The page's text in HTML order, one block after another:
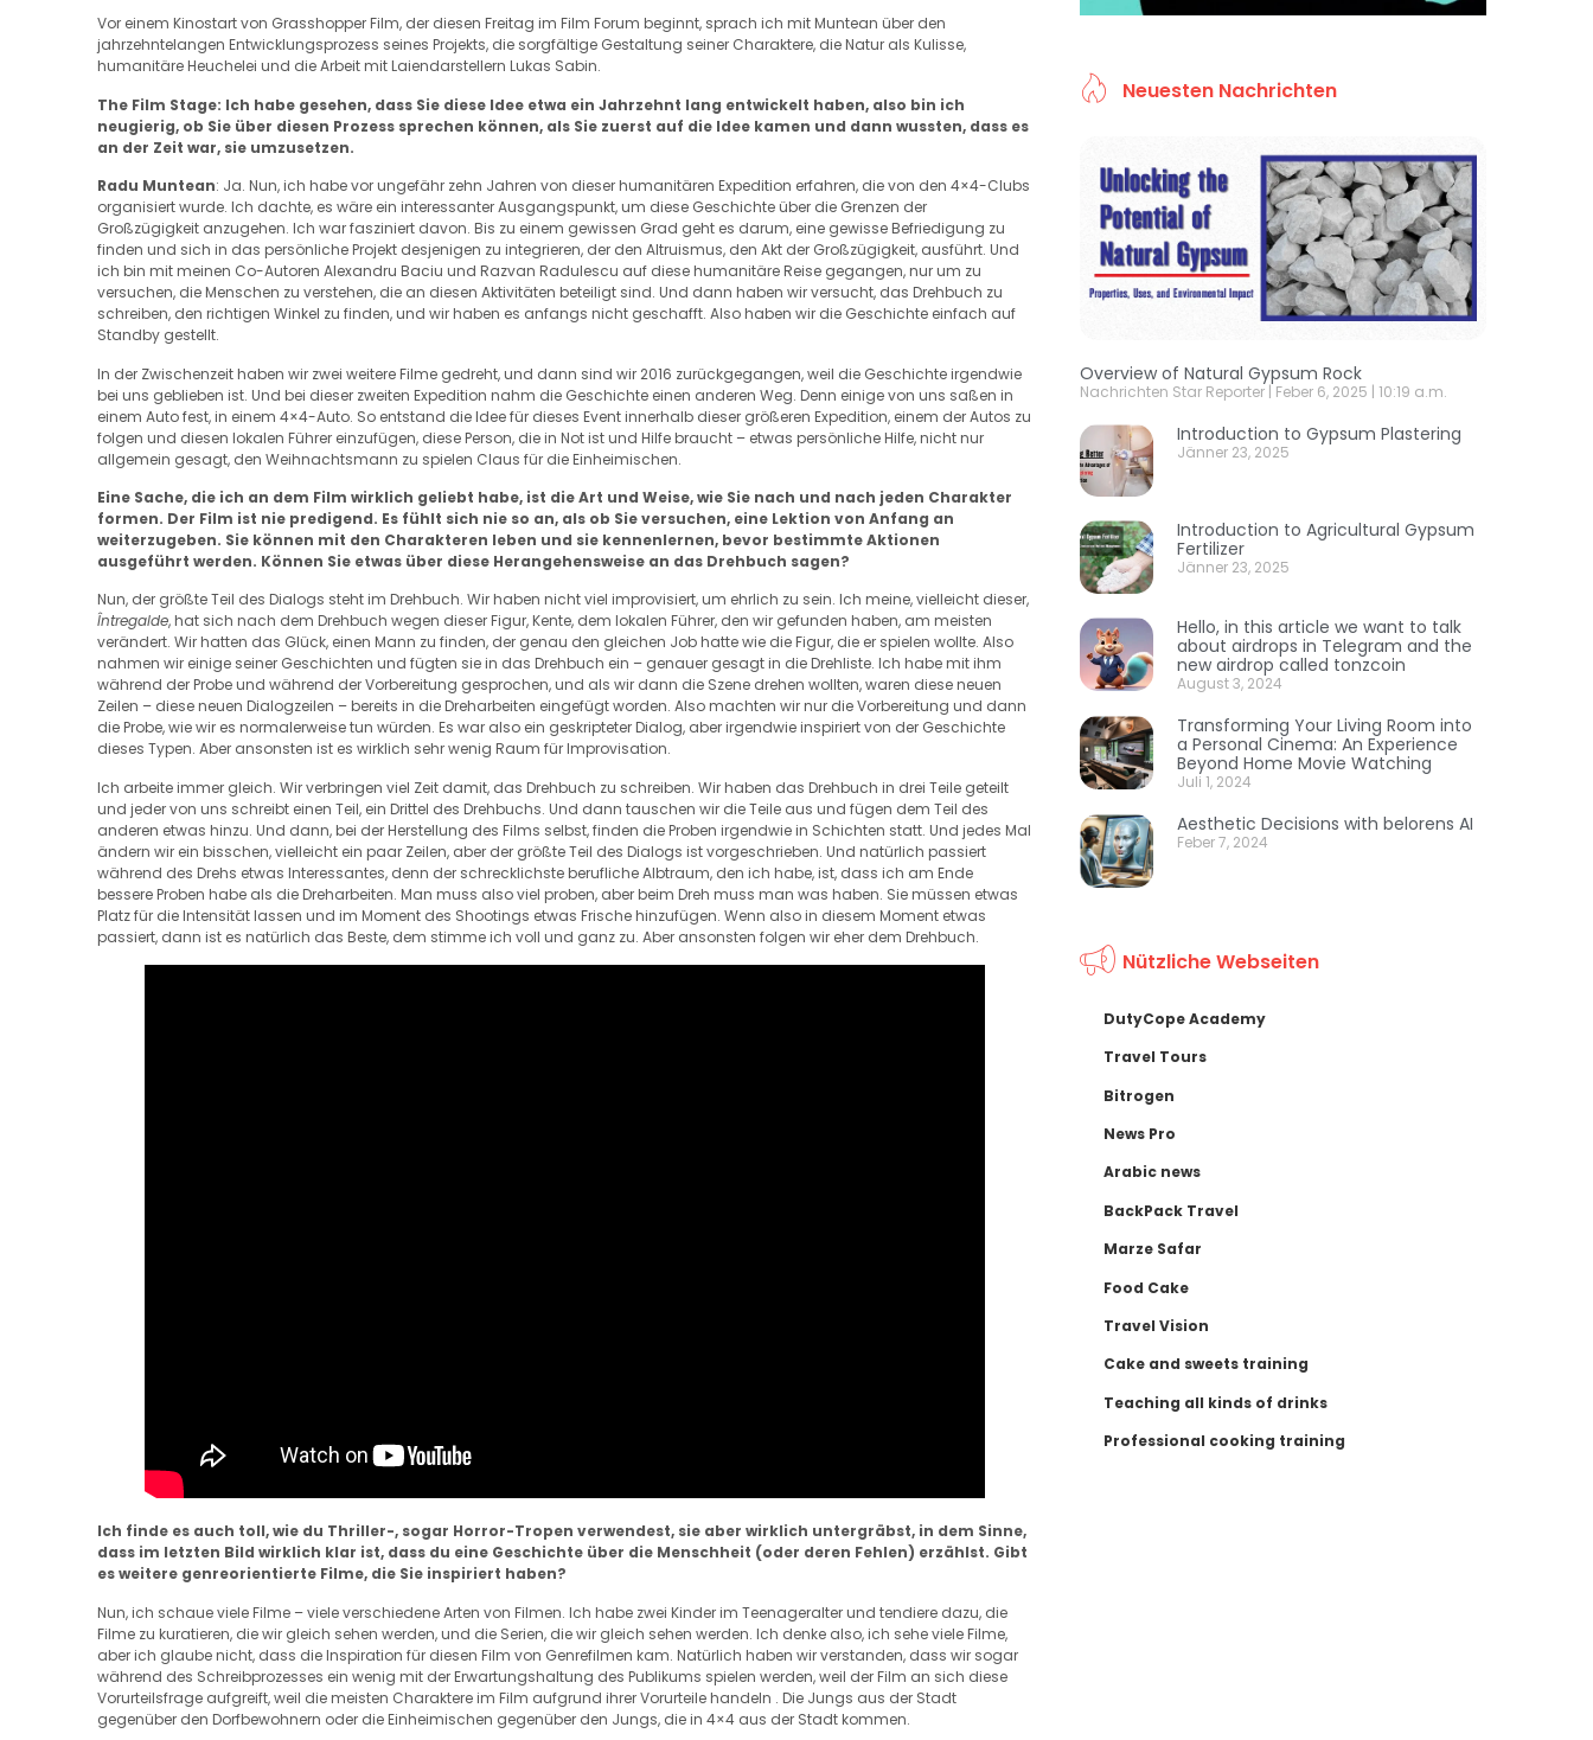
Vor einem Kinostart von Grasshopper Film, der diesen Freitag im Film Forum beginnt, sprach ich mit Muntean über den
jahrzehntelangen Entwicklungsprozess seines Projekts, die sorgfältige Gestaltung seiner Charaktere, die Natur als Kulisse,
humanitäre Heuchelei und die Arbeit mit Laiendarstellern Lukas Sabin.
The Film Stage: Ich habe gesehen, dass Sie diese Idee etwa ein Jahrzehnt lang entwickelt haben, also bin ich
neugierig, ob Sie über diesen Prozess sprechen können, als Sie zuerst auf die Idee kamen und dann wussten, dass es
an der Zeit war, sie umzusetzen.
Radu Muntean: Ja. Nun, ich habe vor ungefähr zehn Jahren von dieser humanitären Expedition erfahren, die von den 4×4-Clubs
organisiert wurde. Ich dachte, es wäre ein interessanter Ausgangspunkt, um diese Geschichte über die Grenzen der
Großzügigkeit anzugehen. Ich war fasziniert davon. Bis zu einem gewissen Grad geht es darum, eine gewisse Befriedigung zu
finden und sich in das persönliche Projekt desjenigen zu integrieren, der den Altruismus, den Akt der Großzügigkeit, ausführt. Und
ich bin mit meinen Co-Autoren Alexandru Baciu und Razvan Radulescu auf diese humanitäre Reise gegangen, nur um zu
versuchen, die Menschen zu verstehen, die an diesen Aktivitäten beteiligt sind. Und dann haben wir versucht, das Drehbuch zu
schreiben, den richtigen Winkel zu finden, und wir haben es anfangs nicht geschafft. Also haben wir die Geschichte einfach auf
Standby gestellt.
In der Zwischenzeit haben wir zwei weitere Filme gedreht, und dann sind wir 2016 zurückgegangen, weil die Geschichte irgendwie
bei uns geblieben ist. Und bei dieser zweiten Expedition nahm die Geschichte einen anderen Weg. Denn einige von uns saßen in
einem Auto fest, in einem 4×4-Auto. So entstand die Idee für dieses Event innerhalb dieser größeren Expedition, einem der Autos zu
folgen und diesen lokalen Führer einzufügen, diese Person, die in Not ist und Hilfe braucht – etwas persönliche Hilfe, nicht nur
allgemein gesagt, den Weihnachtsmann zu spielen Claus für die Einheimischen.
Eine Sache, die ich an dem Film wirklich geliebt habe, ist die Art und Weise, wie Sie nach und nach jeden Charakter
formen. Der Film ist nie predigend. Es fühlt sich nie so an, als ob Sie versuchen, eine Lektion von Anfang an
weiterzugeben. Sie können mit den Charakteren leben und sie kennenlernen, bevor bestimmte Aktionen
ausgeführt werden. Können Sie etwas über diese Herangehensweise an das Drehbuch sagen?
Nun, der größte Teil des Dialogs steht im Drehbuch. Wir haben nicht viel improvisiert, um ehrlich zu sein. Ich meine, vielleicht dieser,
Întregalde, hat sich nach dem Drehbuch wegen dieser Figur, Kente, dem lokalen Führer, den wir gefunden haben, am meisten
verändert. Wir hatten das Glück, einen Mann zu finden, der genau den gleichen Job hatte wie die Figur, die er spielen wollte. Also
nahmen wir einige seiner Geschichten und fügten sie in das Drehbuch ein – genauer gesagt in die Drehliste. Ich habe mit ihm
während der Probe und während der Vorbereitung gesprochen, und als wir dann die Szene drehen wollten, waren diese neuen
Zeilen – diese neuen Dialogzeilen – bereits in die Dreharbeiten eingefügt worden. Also machten wir nur die Vorbereitung und dann
die Probe, wie wir es normalerweise tun würden. Es war also ein geskripteter Dialog, aber irgendwie inspiriert von der Geschichte
dieses Typen. Aber ansonsten ist es wirklich sehr wenig Raum für Improvisation.
Ich arbeite immer gleich. Wir verbringen viel Zeit damit, das Drehbuch zu schreiben. Wir haben das Drehbuch in drei Teile geteilt
und jeder von uns schreibt einen Teil, ein Drittel des Drehbuchs. Und dann tauschen wir die Teile aus und fügen dem Teil des
anderen etwas hinzu. Und dann, bei der Herstellung des Films selbst, finden die Proben irgendwie in Schichten statt. Und jedes Mal
ändern wir ein bisschen, vielleicht ein paar Zeilen, aber der größte Teil des Dialogs ist vorgeschrieben. Und natürlich passiert
während des Drehs etwas Interessantes, denn der schrecklichste berufliche Albtraum, den ich habe, ist, dass ich am Ende
bessere Proben habe als die Dreharbeiten. Man muss also viel proben, aber beim Dreh muss man was haben. Sie müssen etwas
Platz für die Intensität lassen und im Moment des Shootings etwas Frische hinzufügen. Wenn also in diesem Moment etwas
passiert, dann ist es natürlich das Beste, dem stimme ich voll und ganz zu. Aber ansonsten folgen wir eher dem Drehbuch.
Ich finde es auch toll, wie du Thriller-, sogar Horror-Tropen verwendest, sie aber wirklich untergräbst, in dem Sinne,
dass im letzten Bild wirklich klar ist, dass du eine Geschichte über die Menschheit (oder deren Fehlen) erzählst. Gibt
es weitere genreorientierte Filme, die Sie inspiriert haben?
Nun, ich schaue viele Filme – viele verschiedene Arten von Filmen. Ich habe zwei Kinder im Teenageralter und tendiere dazu, die
Filme zu kuratieren, die wir gleich sehen werden, und die Serien, die wir gleich sehen werden. Ich denke also, ich sehe viele Filme,
aber ich glaube nicht, dass die Inspiration für diesen Film von Genrefilmen kam. Natürlich haben wir verstanden, dass wir sogar
während des Schreibprozesses ein wenig mit der Erwartungshaltung des Publikums spielen werden, weil der Film an sich diese
Vorurteilsfrage aufgreift, weil die meisten Charaktere im Film aufgrund ihrer Vorurteile handeln . Die Jungs aus der Stadt
gegenüber den Dorfbewohnern oder die Einheimischen gegenüber den Jungs, die in 4×4 aus der Stadt kommen.
Neuesten Nachrichten
Overview of Natural Gypsum Rock
Nachrichten Star Reporter Feber 6, 2025 10:19 a.m.
Introduction to Gypsum Plastering
Jänner 23, 2025
Introduction to Agricultural Gypsum
Fertilizer
Jänner 23, 2025
Hello, in this article we want to talk
about airdrops in Telegram and the
new airdrop called tonzcoin
August 3, 2024
Transforming Your Living Room into
a Personal Cinema: An Experience
Beyond Home Movie Watching
Juli 1, 2024
Aesthetic Decisions with belorens AI
Feber 7, 2024
Nützliche Webseiten
DutyCope Academy
Travel Tours
Bitrogen
News Pro
Arabic news
BackPack Travel
Marze Safar
Food Cake
Travel Vision
Cake and sweets training
Teaching all kinds of drinks
Professional cooking training